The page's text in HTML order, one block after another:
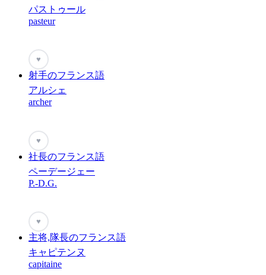
パストゥール
pasteur
♥
射手のフランス語
アルシェ
archer
♥
社長のフランス語
ペーデージェー
P.-D.G.
♥
主将,隊長のフランス語
キャピテンヌ
capitaine